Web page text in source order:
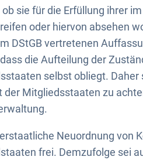
ob sie für die Erfüllung ihrer
oder hiervon absehen
DStGB vertretenen
die Aufteilung der
selbst obliegt. Daher
der Mitgliedsstaaten zu
Neuordnung von
frei. Demzufolge sei